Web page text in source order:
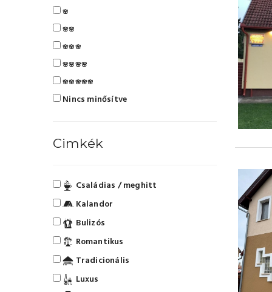
🌸
🌸🌸
🌸🌸🌸
🌸🌸🌸🌸
🌸🌸🌸🌸🌸
Nincs minősítve
Cimkék
Családias / meghitt
Kalandor
Bulizós
Romantikus
Tradicionális
Luxus